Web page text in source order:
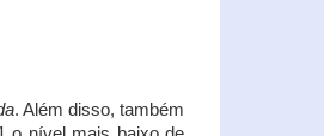
. Além disso, também